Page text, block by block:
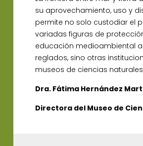
su aprovechamiento, uso y
permite no solo custodiar el
variadas figuras de
educación medioambiental
reglados, sino otras
museos de ciencias
Dra. Fátima Hernández
Directora del Museo de